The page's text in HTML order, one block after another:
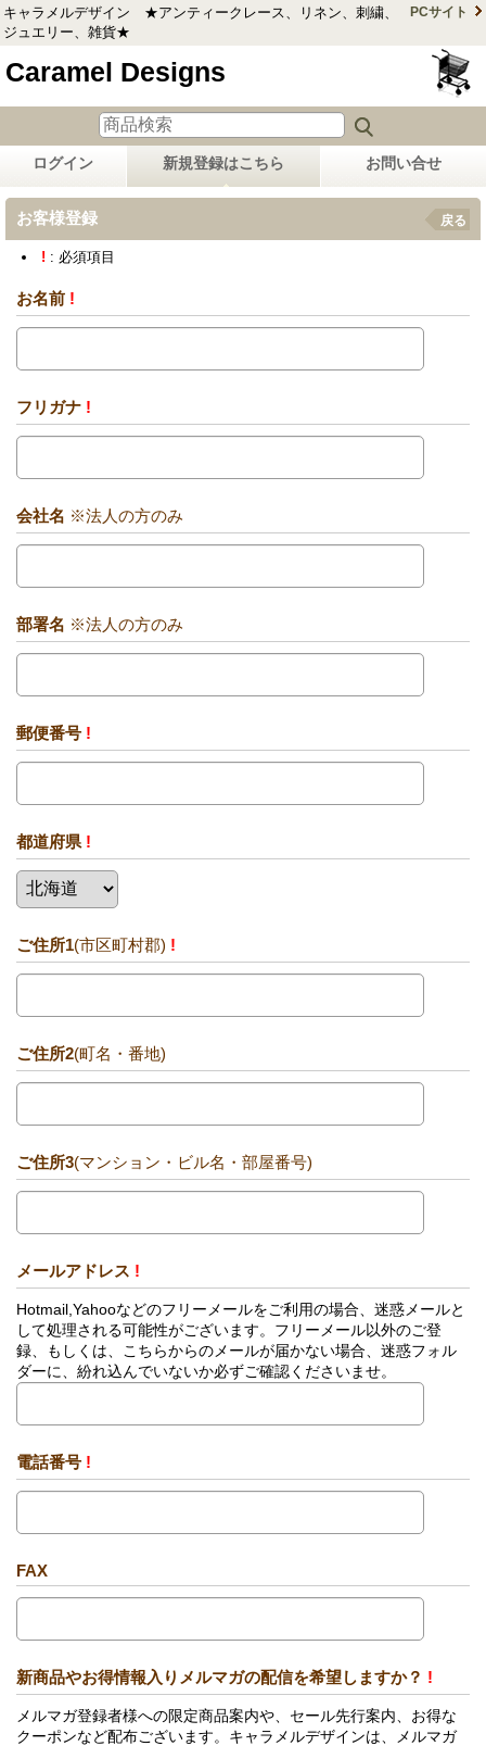
キャラメルデザイン ★アンティークレース、リネン、刺繍、
ジュエリー、雑貨★
PCサイト
Caramel Designs
ログイン 新規登録はこちら お問い合せ
お客様登録 戻る
! : 必須項目
お名前 !
フリガナ !
会社名 ※法人の方のみ
部署名 ※法人の方のみ
郵便番号 !
都道府県 !
ご住所1(市区町村郡) !
ご住所2(町名・番地)
ご住所3(マンション・ビル名・部屋番号)
メールアドレス !
Hotmail,Yahooなどのフリーメールをご利用の場合、迷惑メールと
して処理される可能性がございます。フリーメール以外のご登
録、もしくは、こちらからのメールが届かない場合、迷惑フォル
ダーに、紛れ込んでいないか必ずご確認くださいませ。
電話番号 !
FAX
新商品やお得情報入りメルマガの配信を希望しますか？ !
メルマガ登録者様への限定商品案内や、セール先行案内、お得な
クーポンなど配布ございます。キャラメルデザインは、メルマガ